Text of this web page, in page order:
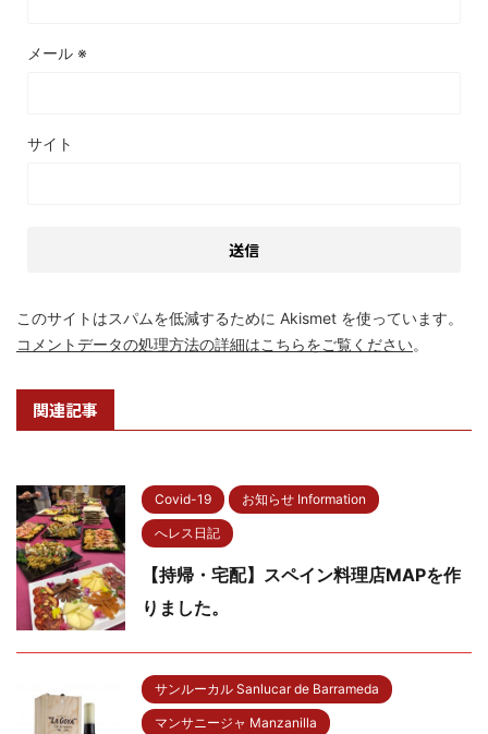
メール ※
サイト
このサイトはスパムを低減するために Akismet を使っています。
コメントデータの処理方法の詳細はこちらをご覧ください。
関連記事
Covid-19 お知らせ Information
へレス日記
【持帰・宅配】スペイン料理店MAPを作
りました。
サンルーカル Sanlucar de Barrameda
マンサニージャ Manzanilla